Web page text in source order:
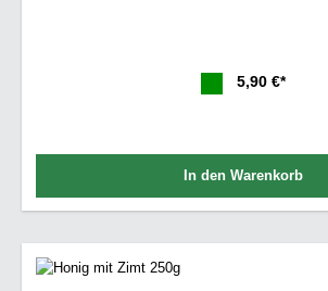
5,90 €*
In den Warenkorb